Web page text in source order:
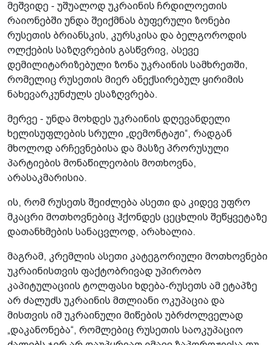
მეშვიდე - უშუალოდ უკრაინის ჩრდილოეთის
რაიონებში უნდა შეიქმნას ბუფერული ზონები
რუსეთის ბრიანსკის, კურსკისა და ბელგოროდის
ოლქების საზღვრების გასწვრივ, ასევე
დემილიტარიზებული ზონა უკრაინის სამხრეთში,
რომელიც რუსეთის მიერ ანექსირებულ ყირიმის
ნახევარკუნძულს ესაზღვრება.
მერვე - უნდა მოხდეს უკრაინის დღევანდელი
ხელისუფლების სრული „დემონტაჟი“, რადგან
მხოლოდ არჩევნებისა და მასზე პრორუსული
პარტიების მონაწილეობის მოთხოვნა,
არასაკმარისია.
ის, რომ რუსეთს შეიძლება ასეთი და კიდევ უფრო
მკაცრი მოთხოვნებიც ჰქონდეს ცეცხლის შეწყვეტაზე
დათანხმების სანაცვლოდ, არახალია.
მაგრამ, კრემლის ასეთი კატეგორიული მოთხოვნები
უკრაინისთვის ფაქტობრივად უპირობო
კაპიტულაციის ტოლფასი ხდება-რუსეთს ამ ეტაპზე
არ ძალუძს უკრაინის მთლიანი ოკუპაცია და
მისთვის იმ უკრაინული მიწების უბრძოლველად
„დაკანონება“, რომლებიც რუსეთის საოკუპაციო